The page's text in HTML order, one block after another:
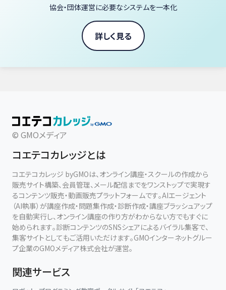
協会・団体運営に必要なシステムを一本化
詳しく見る
© GMOメディア
コエテコカレッジとは
コエテコカレッジ byGMOは、オンライン講座・スクールの作成から
販売サイト構築、会員管理、メール配信までをワンストップで実現す
るコンテンツ販売・動画販売プラットフォームです。AIエージェント
（AI執事）が講座作成・問題集作成・診断作成・講座ブラッシュアップ
を自動実行し、オンライン講座の作り方がわからない方でもすぐに
始められます。診断コンテンツのSNSシェアによるバイラル集客で、
集客サイトとしてもご活用いただけます。GMOインターネットグルー
プ企業のGMOメディア株式会社が運営。
関連サービス